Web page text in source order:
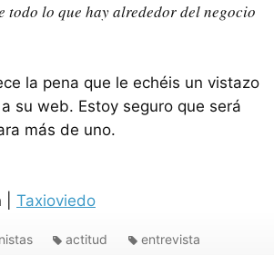
todo lo que hay alrededor del negocio
la pena que le echéis un vistazo
su web. Estoy seguro que será
más de uno.
| Taxioviedo
actitud entrevista